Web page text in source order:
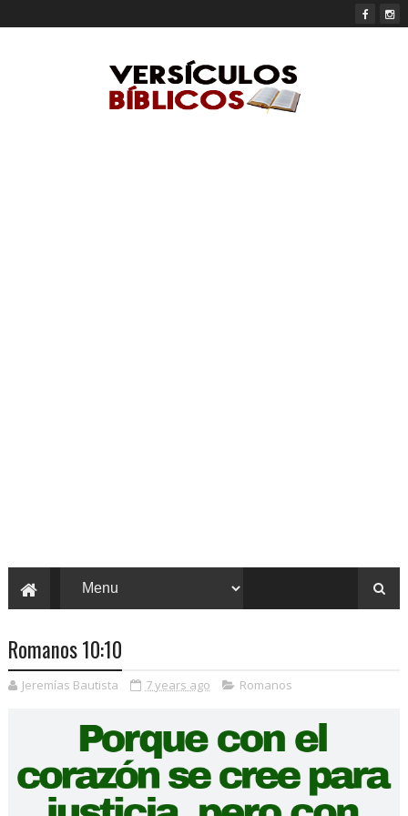
Romanos 10:10
Jeremías Bautista 7 years ago Romanos